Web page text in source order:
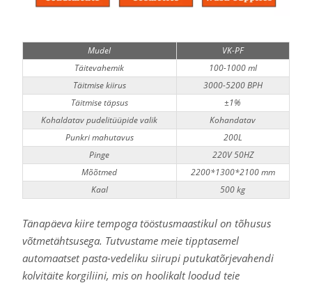
Mudel
VK-PF
Täitevahemik
100-1000 ml
Täitmise kiirus
3000-5200 BPH
Täitmise täpsus
±1%
Kohaldatav pudelitüüpide valik
Kohandatav
Punkri mahutavus
200L
Pinge
220V 50HZ
Mõõtmed
2200*1300*2100 mm
Kaal
500 kg
Tänapäeva kiire tempoga tööstusmaastikul on tõhusus
võtmetähtsusega. Tutvustame meie tipptasemel
automaatset pasta-vedeliku siirupi putukatõrjevahendi
kolvitäite korgiliini, mis on hoolikalt loodud teie